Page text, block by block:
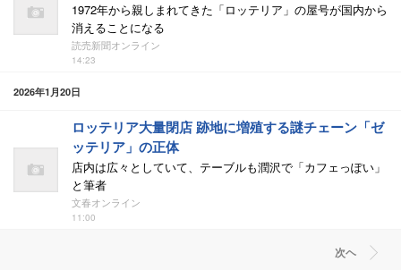
1972年から親しまれてきた「ロッテリア」の屋号が国内から
消えることになる
読売新聞オンライン
14:23
2026年1月20日
ロッテリア大量閉店 跡地に増殖する謎チェーン「ゼ
ッテリア」の正体
店内は広々としていて、テーブルも潤沢で「カフェっぽい」
と筆者
文春オンライン
11:00
次ヘ